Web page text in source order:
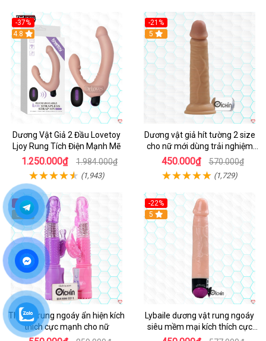
-37%
Hot
4.8
Dương Vật Giả 2 Đầu Lovetoy
Ljoy Rung Tích Điện Mạnh Mẽ
1.250.000₫ 1.984.000₫
(1,943)
-21%
Hot
5
Dương vật giả hít tường 2 size
cho nữ mới dùng trải nghiệm
thật
450.000₫ 570.000₫
(1,729)
-36%
Hot
5
Thiết bị rung ngoáy ẩn hiện kích
thích cực mạnh cho nữ
-22%
Hot
5
Lybaile dương vật rung ngoáy
siêu mềm mại kích thích cực
mạnh